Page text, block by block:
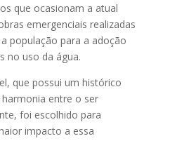
que ocasionam a atual
emergenciais realizadas
população para a adoção
no uso da água.
que possui um histórico
entre o ser
foi escolhido para
impacto a essa